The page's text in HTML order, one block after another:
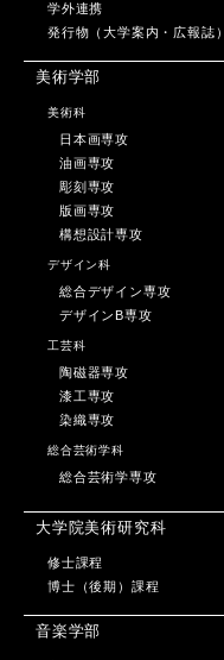
学外連携
発行物（大学案内・広報誌）
美術学部
美術科
日本画専攻
油画専攻
彫刻専攻
版画専攻
構想設計専攻
デザイン科
総合デザイン専攻
デザインB専攻
工芸科
陶磁器専攻
漆工専攻
染織専攻
総合芸術学科
総合芸術学専攻
大学院美術研究科
修士課程
博士（後期）課程
音楽学部